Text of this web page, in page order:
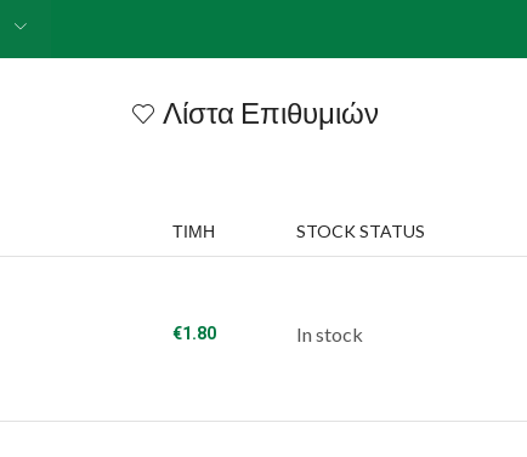
Λίστα Επιθυμιών
ΤΙΜΉ STOCK STATUS
€1.80 In stock